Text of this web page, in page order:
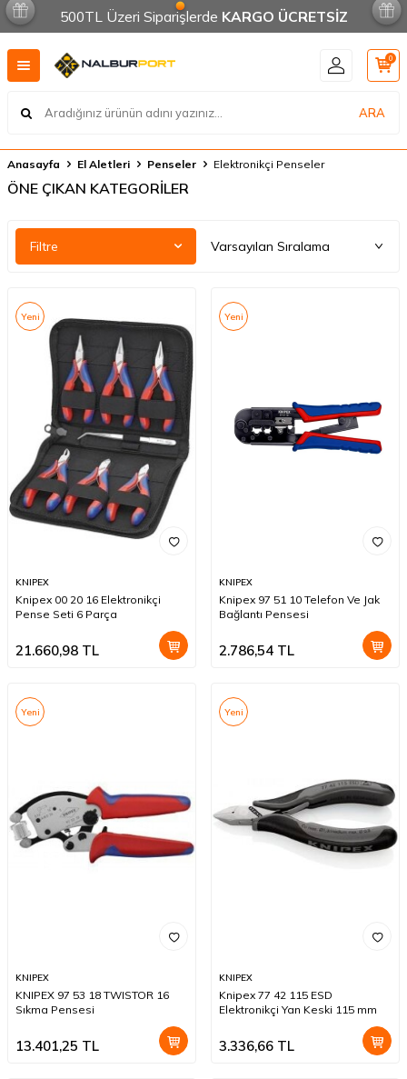
500TL Üzeri Siparişlerde KARGO ÜCRETSİZ
ARA
0
Anasayfa El Aletleri Penseler Elektronikçi Penseler
ÖNE ÇIKAN KATEGORİLER
Filtre
Yeni
KNIPEX
Knipex 00 20 16 Elektronikçi
Pense Seti 6 Parça
21.660,98 TL
Yeni
KNIPEX
Knipex 97 51 10 Telefon Ve Jak
Bağlantı Pensesi
2.786,54 TL
Yeni
KNIPEX
KNIPEX 97 53 18 TWISTOR 16
Sıkma Pensesi
13.401,25 TL
Yeni
KNIPEX
Knipex 77 42 115 ESD
Elektronikçi Yan Keski 115 mm
3.336,66 TL